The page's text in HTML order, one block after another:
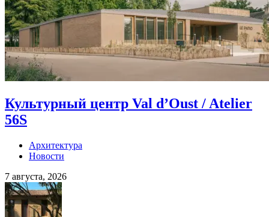
Культурный центр Val d’Oust / Atelier
56S
Архитектура
Новости
7 августа, 2026